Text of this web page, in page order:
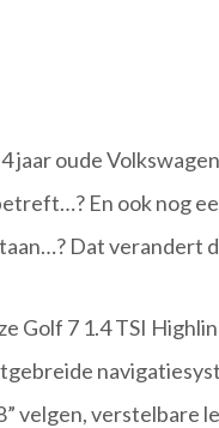
jaar oude
En ook nog
Dat verandert
Golf 7 1.4 TSI
velgen, verstelbare